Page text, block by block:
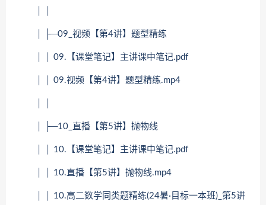
│ ├─09_视频【第4讲】题型精练
│ │ 09.【课堂笔记】主讲课中笔记.pdf
│ │ 09.视频【第4讲】题型精练.mp4
│ ├─10_直播【第5讲】抛物线
│ │ 10.【课堂笔记】主讲课中笔记.pdf
│ │ 10.直播【第5讲】抛物线.mp4
│ │ 10.高二数学同类题精练(24暑·目标一本班)_第5讲